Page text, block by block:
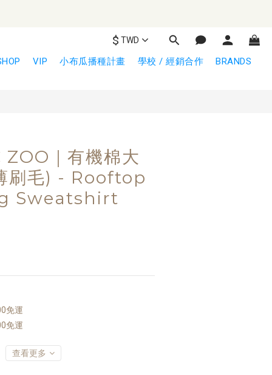
$ TWD
VIP 小布瓜播種計畫 學校 / 經銷合作 BRANDS
｜有機棉大
刷毛) - Rooftop
Sweatshirt
免運
免運
查看更多
立即購買